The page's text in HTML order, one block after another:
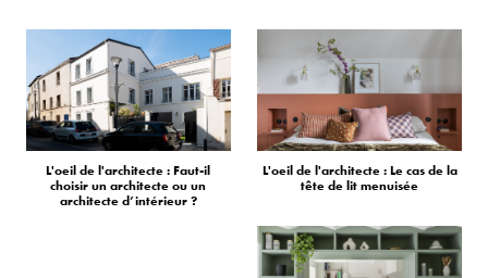
L'oeil de l'architecte : Faut-il
choisir un architecte ou un
architecte d’intérieur ?
L'oeil de l'architecte : Le cas de la
tête de lit menuisée